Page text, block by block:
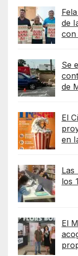
de
con
Se
de
El
en
los
El